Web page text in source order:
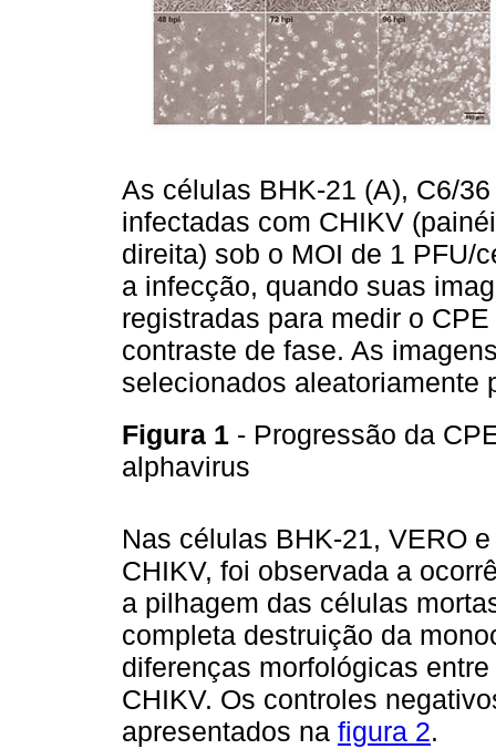
As células BHK-21 (A), C6/
infectadas com CHIKV
direita) sob o MOI de 1 PFU/
a infecção, quando suas
registradas para medir o
contraste de fase. As
selecionados aleatoriamente
Figura 1 - Progressão da
alphavirus
Nas células BHK-21, VERO
CHIKV, foi observada a
a pilhagem das células
completa destruição da
diferenças morfológicas
CHIKV. Os controles
apresentados na figura 2.